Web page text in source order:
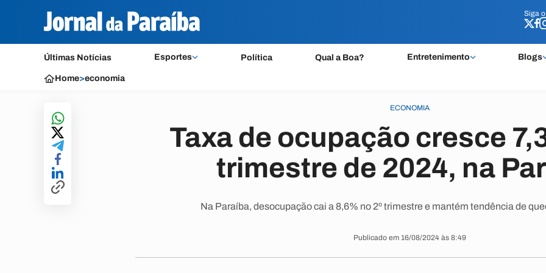
Siga o
Últimas Notícias Esportes Política Qual a Boa? Entretenimento Blogs
Siga o
Home>economia
ECONOMIA
Taxa de ocupação cresce
trimestre de 2024, na
Na Paraíba, desocupação cai a 8,6% no 2º trimestre e mantém tendência de
Publicado em 16/08/2024 às 8:49